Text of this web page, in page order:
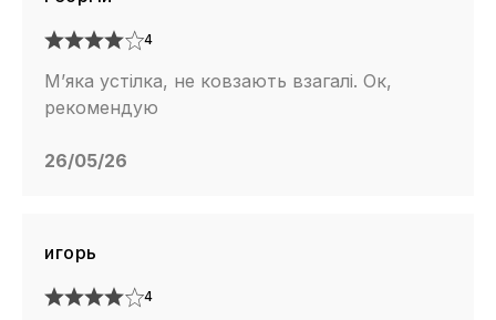
4
М’яка устілка, не ковзають взагалі. Ок,
рекомендую
26/05/26
игорь
4